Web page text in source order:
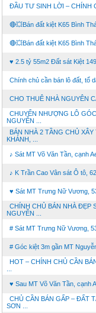
ĐẦU TƯ SINH LỜI – CHÍNH
🔴💥Bán đất kiệt K65 Bình
🔴💥Bán đất kiệt K65 Bình
♥ 2.5 tỷ 55m2 Đất sát Kiệt
Chính chủ cần bán lô đất, tổ
CHO THUÊ NHÀ NGUYÊN
CHUYỂN NHƯỢNG LÔ
NGUYỄN ...
BÁN NHÀ 2 TẦNG CHỦ
KHÁNH, ...
♪ Sát MT Võ Văn Tần, cạnh
♪ K Trần Cao Vân sát Ô tô,
♥ Sát MT Trưng Nữ Vương,
CHÍNH CHỦ BÁN NHÀ ĐẸP
NGUYỄN ...
# Sát MT Trưng Nữ Vương,
# Góc kiệt 3m gần MT
HOT – CHÍNH CHỦ CẦN
♥ Sau MT Võ Văn Tần, cạnh
CHỦ CẦN BÁN GẤP – ĐẤT
SƠN ...